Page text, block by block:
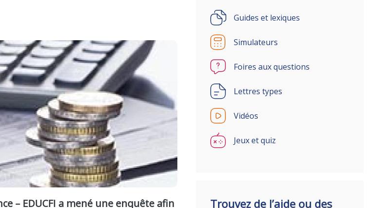
– EDUCFI a mené une enquête afin
Guides et lexiques
Simulateurs
Foires aux questions
Lettres types
Vidéos
Jeux et quiz
Trouvez de l’aide ou des